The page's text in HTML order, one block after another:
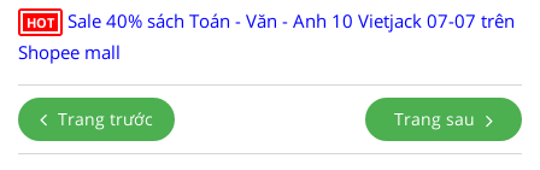
HOT
Sale 40% sách Toán - Văn - Anh 10 Vietjack 07-07 trên
Shopee mall
Trang trước Trang sau